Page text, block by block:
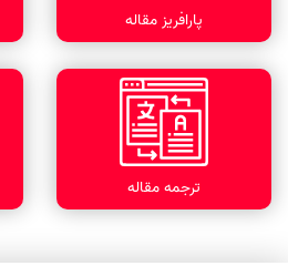
پارافریز مقاله
ترجمه مقاله